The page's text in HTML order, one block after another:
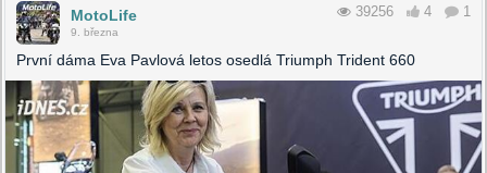
MotoLife
9. března
39256 4 1
První dáma Eva Pavlová letos osedlá Triumph Trident 660